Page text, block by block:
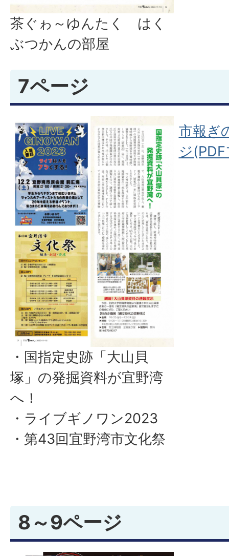
茶ぐゎ～ゆんたく はく
ぶつかんの部屋
7ページ
・国指定史跡「大山貝
塚」の発掘資料が宜野湾
へ！
・ライブギノワン2023
・第43回宜野湾市文化祭
市報ぎ
ジ
8～9ページ